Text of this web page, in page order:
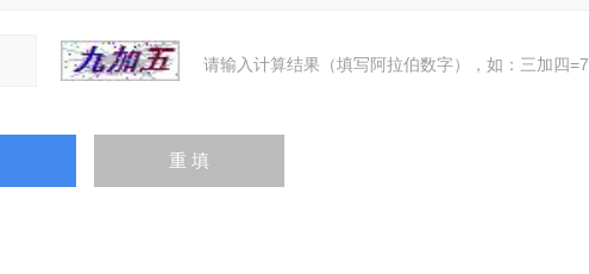
请输入计算结果（填写阿拉伯数字），如：三加四=7